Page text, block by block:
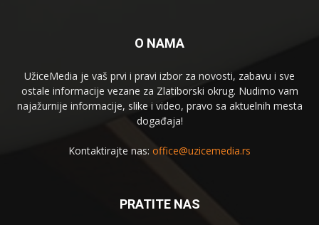
O NAMA
UžiceMedia je vaš prvi i pravi izbor za novosti, zabavu i sve
ostale informacije vezane za Zlatiborski okrug. Nudimo vam
najažurnije informacije, slike i video, pravo sa aktuelnih mesta
događaja!
Kontaktirajte nas: office@uzicemedia.rs
PRATITE NAS